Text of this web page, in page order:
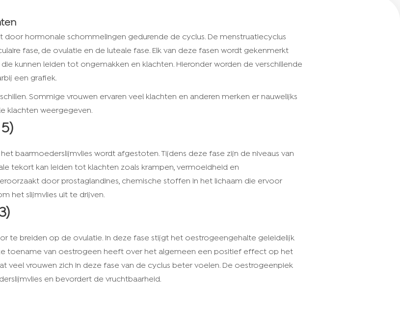
door hormonale schommelingen gedurende de cyclus. De menstruatiecyclus
fase, de ovulatie en de luteale fase. Elk van deze fasen wordt gekenmerkt
kunnen leiden tot ongemakken en klachten. Hieronder worden de verschillende
een grafiek.
Sommige vrouwen ervaren veel klachten en anderen merken er nauwelijks
klachten weergegeven.
baarmoederslijmvlies wordt afgestoten. Tijdens deze fase zijn de niveaus van
tekort kan leiden tot klachten zoals krampen, vermoeidheid en
door prostaglandines, chemische stoffen in het lichaam die ervoor
het slijmvlies uit te drijven.
te breiden op de ovulatie. In deze fase stijgt het oestrogeengehalte geleidelijk
toename van oestrogeen heeft over het algemeen een positief effect op het
veel vrouwen zich in deze fase van de cyclus beter voelen. De oestrogeenpiek
en bevordert de vruchtbaarheid.